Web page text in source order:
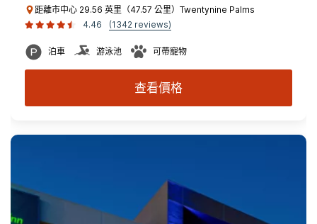
距離市中心 29.56 英里（47.57 公里）Twentynine Palms
4.46
(1342 reviews)
泊車 游泳池 可帶寵物
查看價格